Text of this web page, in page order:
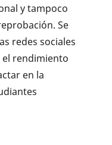
y tampoco
Se
redes sociales
rendimiento
en la